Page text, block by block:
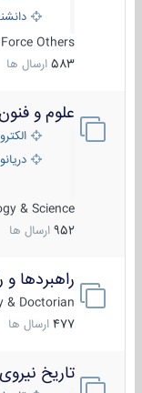
Force Others
583 ارسال ها
علوم و فنون
& Science
952 ارسال ها
راهبردها و
& Doctorian
477 ارسال ها
تاریخ نیروی